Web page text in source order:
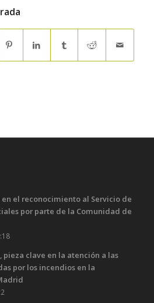
en el reconocimiento al Servicio de
por parte de la Comunidad de
pieza clave en la atención a las
por los incendios en la